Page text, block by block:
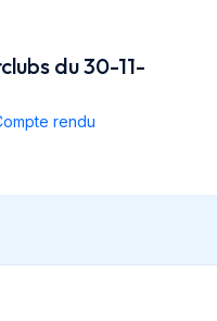
du 30-11-
rendu